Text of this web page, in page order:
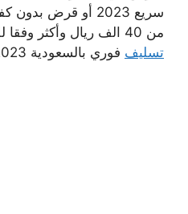
من 40 الف ريال وأكثر وفقا للمكتب الذي يقدم خدمة
تسليف فوري بالسعودية 2023.